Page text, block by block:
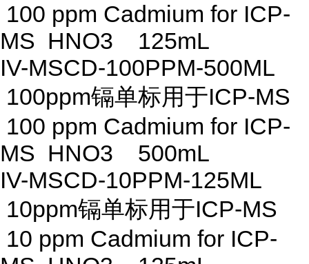
100 ppm Cadmium for ICP-
MS HNO3 125mL
IV-MSCD-100PPM-500ML
100ppm镉单标用于ICP-MS
100 ppm Cadmium for ICP-
MS HNO3 500mL
IV-MSCD-10PPM-125ML
10ppm镉单标用于ICP-MS
10 ppm Cadmium for ICP-